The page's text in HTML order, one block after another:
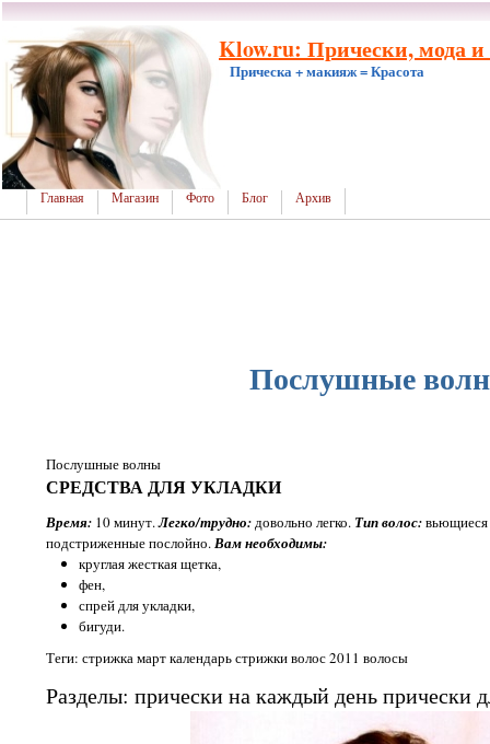
Klow.ru: Прически, мода и
Прическа + макияж = Красота
Главная Магазин Фото Блог Архив
Послушные
Послушные волны
СРЕДСТВА ДЛЯ УКЛАДКИ
Время: 10 минут.Легко/трудно:довольно легко. Тип волос:
подстриженные послойно.Вам необходимы:
круглая жесткая щетка,
фен,
спрей для укладки,
бигуди.
Теги: стрижка март календарь стрижки волос 2011 волосы
Разделы: прически на каждый день прически